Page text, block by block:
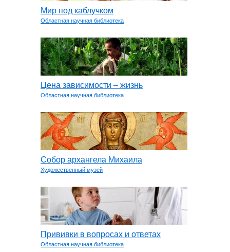
Мир под каблучком
Областная научная библиотека
Цена зависимости – жизнь
Областная научная библиотека
Собор архангела Михаила
Художественный музей
Прививки в вопросах и ответах
Областная научная библиотека